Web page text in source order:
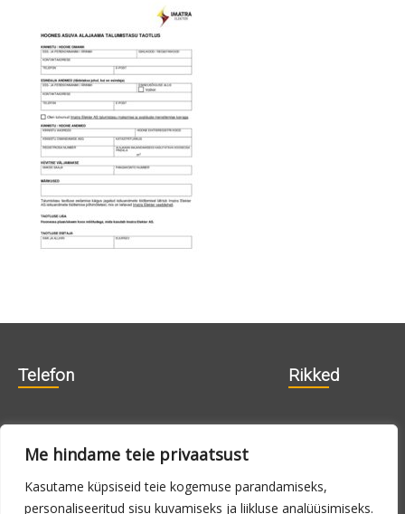
Me hindame teie privaatsust
Kasutame küpsiseid teie kogemuse parandamiseks,
personaliseeritud sisu kuvamiseks ja liikluse analüüsimiseks.
Telefon Rikked
715 0180